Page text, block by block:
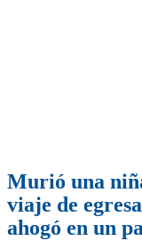
Murió una
viaje de
ahogó en un